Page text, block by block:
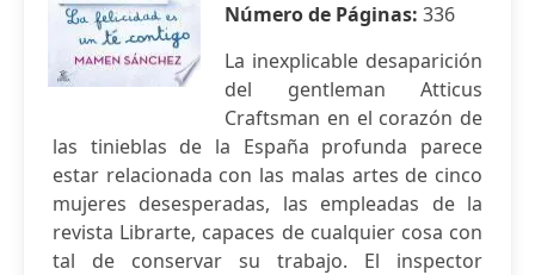
Número de Páginas: 336
La inexplicable desaparición
del gentleman Atticus
Craftsman en el corazón de
las tinieblas de la España profunda parece
estar relacionada con las malas artes de cinco
mujeres desesperadas, las empleadas de la
revista Librarte, capaces de cualquier cosa con
tal de conservar su trabajo. El inspector